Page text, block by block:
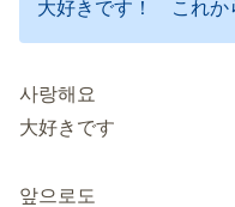
大好きです！ これか
사랑해요
大好きです
앞으로도